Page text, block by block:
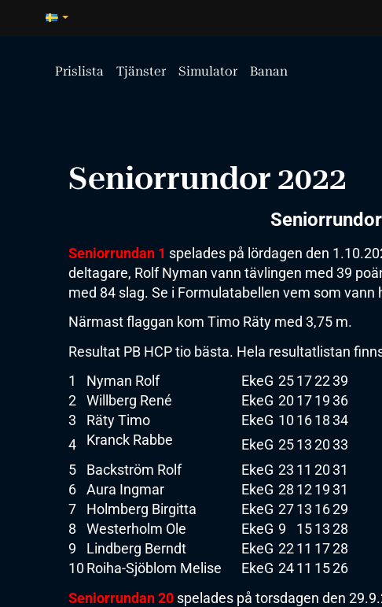
Prislista Tjänster Simulator Banan
Seniorrundor 2022
Seniorrundan 1 spelades på lördagen den
deltagare, Rolf Nyman vann tävlingen med 39
med 84 slag. Se i Formulatabellen vem som vann
Närmast flaggan kom Timo Räty med 3,75 m.
Resultat PB HCP tio bästa. Hela resultatlistan
1
Nyman Rolf EkeG 25172239
2
Willberg René EkeG 20171936
3
Räty Timo EkeG 10161834
4
Kranck Rabbe EkeG 25132033
5
Backström Rolf EkeG 23 11 2031
6
Aura Ingmar EkeG 28 121931
7
Holmberg Birgitta EkeG 2713 1629
8
Westerholm Ole EkeG 9 151328
9
Lindberg Berndt EkeG 2211 1728
10Roiha-Sjöblom Melise EkeG 2411 1526
Seniorrundan 20 spelades på torsdagen den